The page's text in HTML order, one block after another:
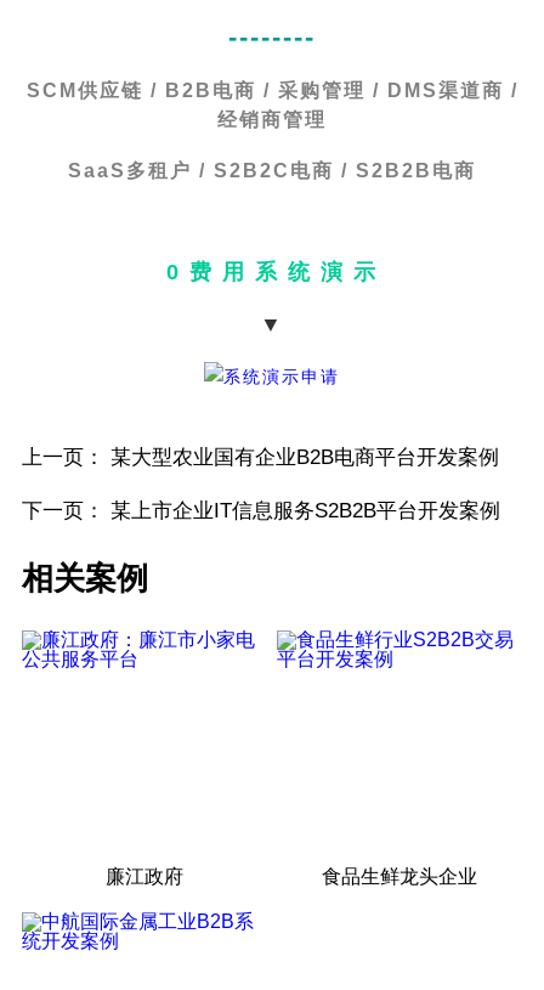
--------
SCM供应链 / B2B电商 / 采购管理 / DMS渠道商 /
经销商管理
SaaS多租户 / S2B2C电商 / S2B2B电商
0 费 用 系 统 演 示
▼
上一页： 某大型农业国有企业B2B电商平台开发案例‌
下一页： 某上市企业IT信息服务S2B2B平台开发案例
相关案例
廉江政府 食品生鲜龙头企业